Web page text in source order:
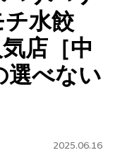
水餃
店［中
選べない
2025.06.16